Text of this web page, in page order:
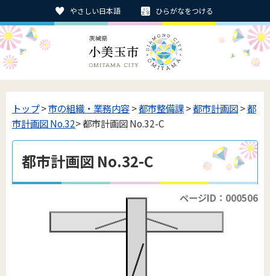
やさしい日本語 ひらがなをつける
トップ>市の組織・業務内容>都市整備課>都市計画図>都
市計画図 No.32> 都市計画図 No.32-C
都市計画図 No.32-C
ページID：000506